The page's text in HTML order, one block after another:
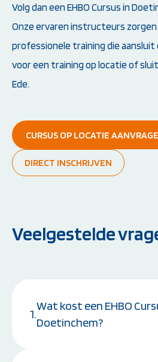
Volg dan een EHBO Cursus in
Onze ervaren instructeurs
professionele training die aansluit
voor een training op locatie of
Ede.
CURSUS OP LOCATIE
DIRECT INSCHRIJVEN
Veelgestelde
1.
Wat kost een EHBO
Doetinchem?